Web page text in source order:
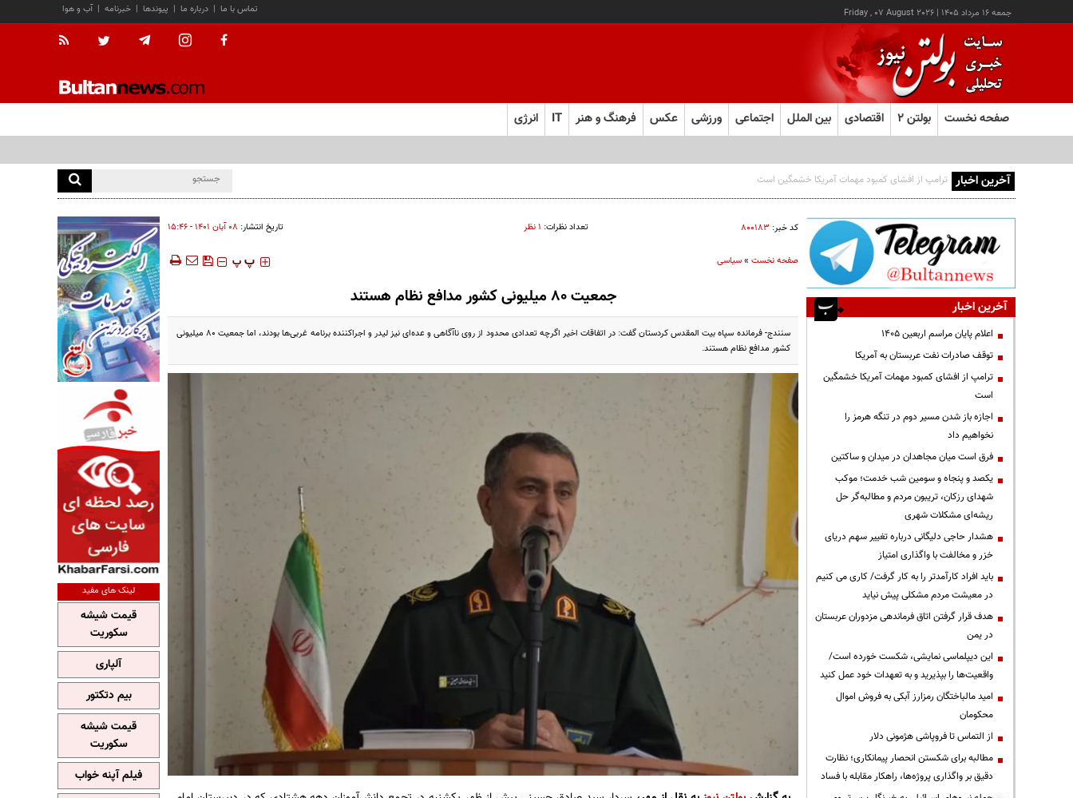
جمعه ۱۶ مرداد ۱۴۰۵ |
Friday , 07 August 2026 آب و هوا | خبرنامه | پیوندها | درباره ما | تماس با ما
صفحه نخست بولتن ۲ اقتصادی بین الملل اجتماعی ورزشی عکس فرهنگ و هنر IT انرژی
آخرین اخبار اجازه باز شدن مسیر دوم در تنگه هرمز را نخواهیم داد
کد خبر: ۸۰۰۱۸۳ تعداد نظرات: ۱ نظر تاریخ انتشار: ۰۸ آبان ۱۴۰۱ - ۱۵:۴۶
صفحه نخست»سیاسی ‍‍‍ پ پ
جمعیت ۸۰ میلیونی کشور مدافع نظام هستند
سنندج- فرمانده سپاه بیت المقدس کردستان گفت: در اتفاقات اخیر اگرچه تعدادی محدود از روی ناآگاهی و عده‌ای نیز لیدر و اجراکننده برنامه غربی‌ها بودند، اما جمعیت ۸۰ میلیونی
کشور مدافع نظام هستند.
آخرین اخبار
اعلام پایان مراسم اربعین ۱۴۰۵
توقف صادرات نفت عربستان به آمریکا
ترامپ از افشای کمبود مهمات آمریکا خشمگین
است
اجازه باز شدن مسیر دوم در تنگه هرمز را
نخواهیم داد
فرق است میان مجاهدان در میدان و ساکتین
یکصد و پنجاه و سومین شب خدمت؛ موکب
شهدای رزکان، تریبون مردم و مطالبه‌گر حل
ریشه‌ای مشکلات شهری
هشدار حاجی دلیگانی درباره تغییر سهم دریای
خزر و مخالفت با واگذاری امتیاز
باید افراد کارآمدتر را به کار گرفت/ کاری می کنیم
در معیشت مردم مشکلی پیش نیاید
هدف قرار گرفتن اتاق‌ فرماندهی مزدوران عربستان
در یمن
این دیپلماسی نمایشی، شکست خورده است/
واقعیت‌ها را بپذیرید و به تعهدات خود عمل کنید
امید مالباختگان رمزارز آبکی به فروش اموال
محکومان
از التماس تا فروپاشی هژمونی دلار
مطالبه برای شکستن انحصار پیمانکاری؛ نظارت
دقیق بر واگذاری پروژه‌ها، راهکار مقابله با فساد
لینک های مفید
قیمت شیشه
سکوریت
آلپاری
بیم دتکتور
قیمت شیشه
سکوریت
فیلم آپنه خواب